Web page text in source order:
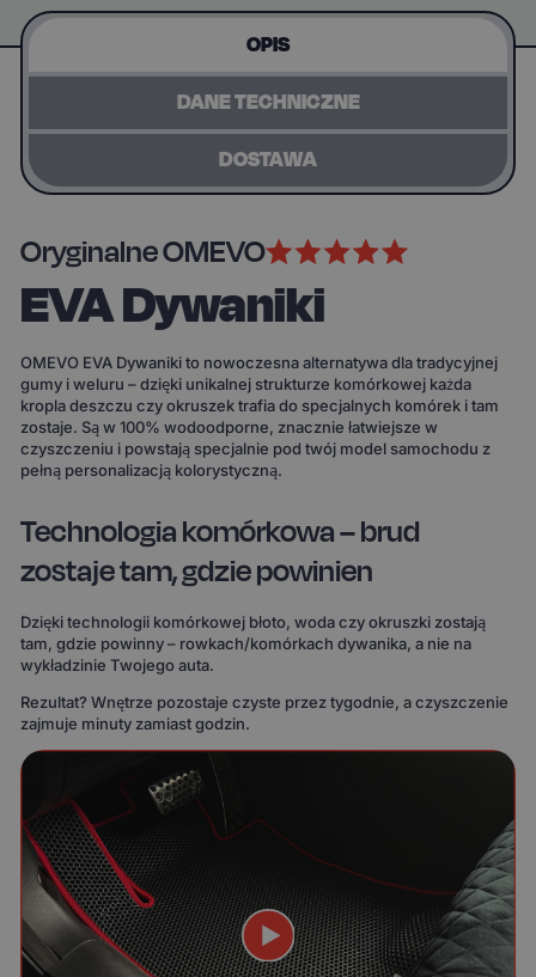
OPIS
DANE TECHNICZNE
DOSTAWA
Oryginalne OMEVO
EVA Dywaniki
OMEVO EVA Dywaniki to nowoczesna alternatywa dla tradycyjnej
gumy i weluru – dzięki unikalnej strukturze komórkowej każda
kropla deszczu czy okruszek trafia do specjalnych komórek i tam
zostaje. Są w 100% wodoodporne, znacznie łatwiejsze w
czyszczeniu i powstają specjalnie pod twój model samochodu z
pełną personalizacją kolorystyczną.
Technologia komórkowa – brud
zostaje tam, gdzie powinien
Dzięki technologii komórkowej błoto, woda czy okruszki zostają
tam, gdzie powinny – rowkach/komórkach dywanika, a nie na
wykładzinie Twojego auta.
Rezultat? Wnętrze pozostaje czyste przez tygodnie, a czyszczenie
zajmuje minuty zamiast godzin.